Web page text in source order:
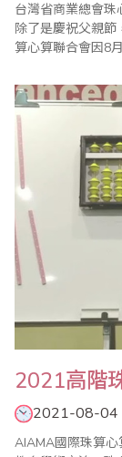
台灣省商業總會
除了是慶祝父親
算心算聯合會因8
算日」，共同凝聚
心算事業發展。緣
舉辦慶祝世界珠
2021高階
2021-08-04
AIAMA國際珠算